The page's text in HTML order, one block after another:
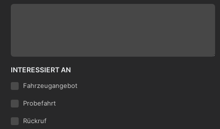
INTERESSIERT AN
Fahrzeugangebot
Probefahrt
Rückruf